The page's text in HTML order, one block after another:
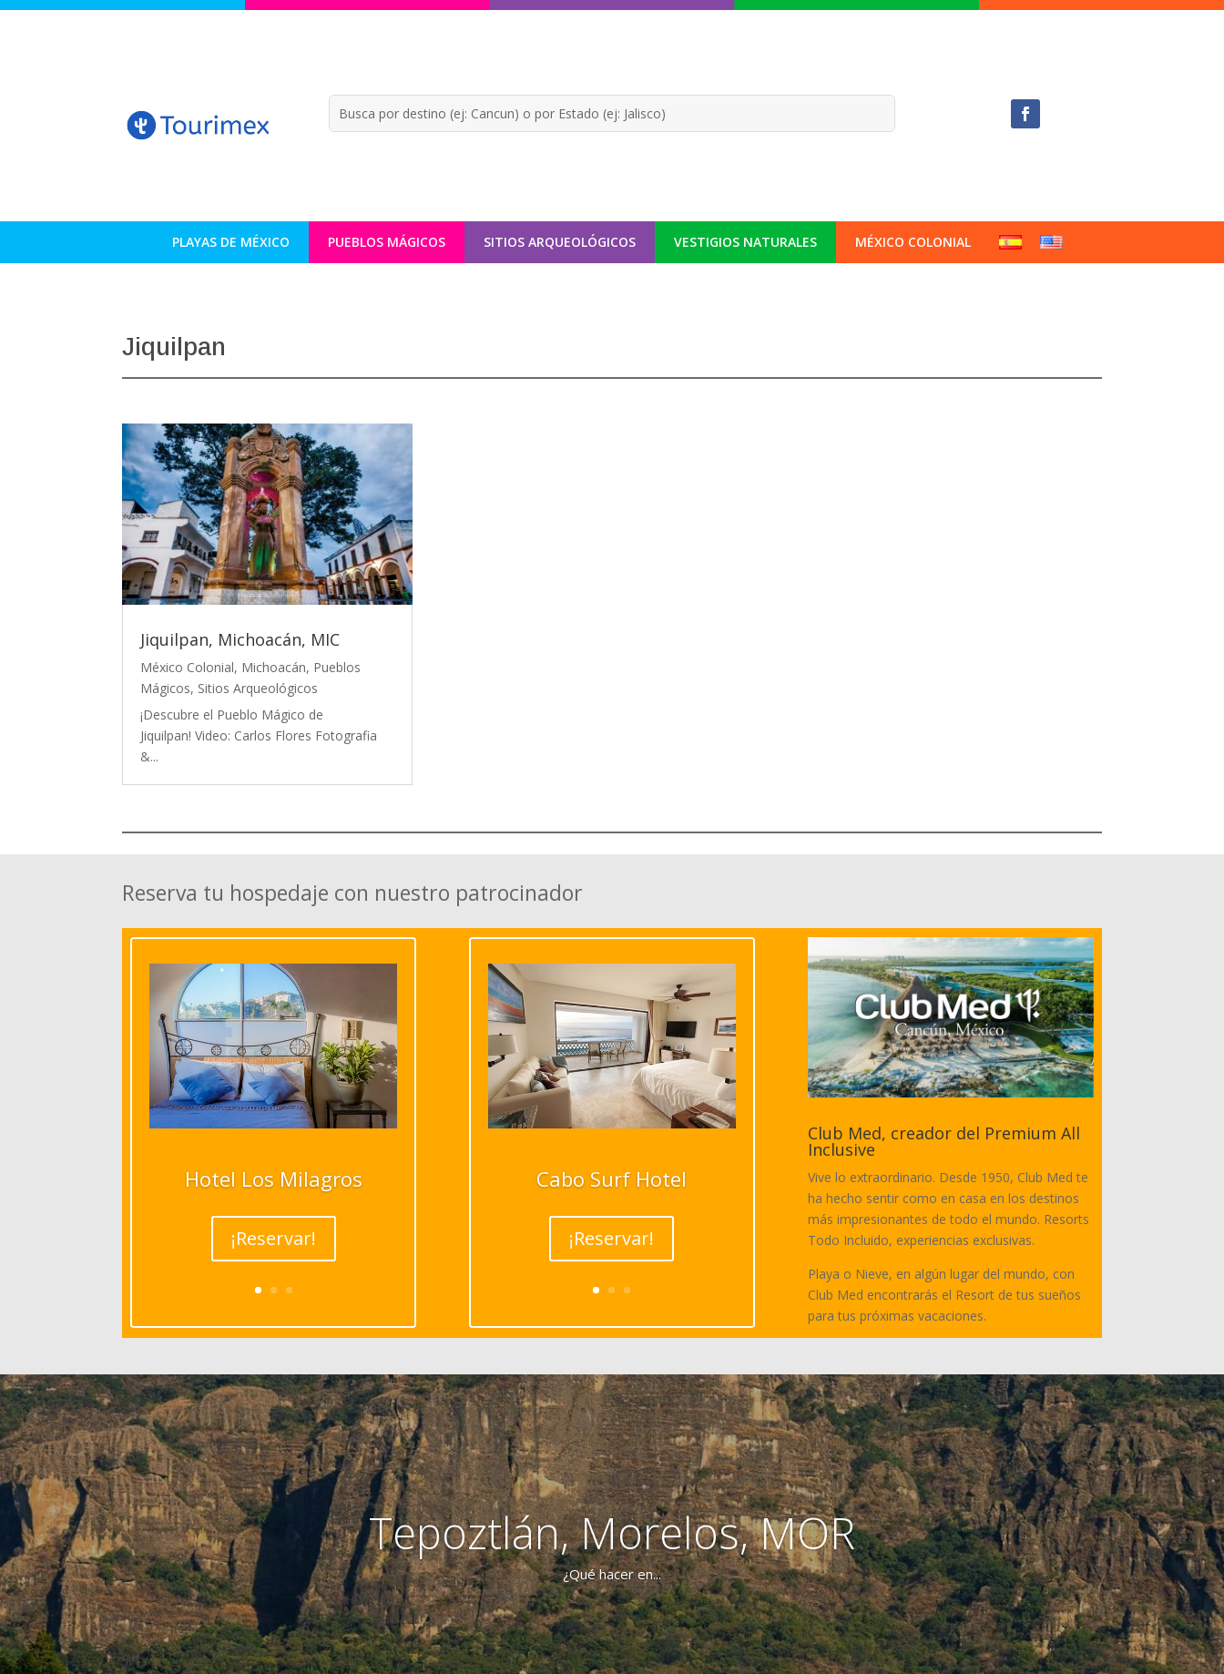
PLAYAS DE MÉXICO PUEBLOS MÁGICOS SITIOS ARQUEOLÓGICOS VESTIGIOS NATURALES MÉXICO COLONIAL
Jiquilpan
Jiquilpan, Michoacán, MIC
México Colonial, Michoacán, Pueblos
Mágicos, Sitios Arqueológicos
¡Descubre el Pueblo Mágico de
Jiquilpan! Video: Carlos Flores Fotografia
&...
Reserva tu hospedaje con nuestro patrocinador
Hotel Los Milagros
¡Reservar!
Cabo Surf Hotel
¡Reservar!
Club Med, creador del Premium All
Inclusive
Vive lo extraordinario. Desde 1950, Club Med te
ha hecho sentir como en casa en los destinos
más impresionantes de todo el mundo. Resorts
Todo Incluido, experiencias exclusivas.
Playa o Nieve, en algún lugar del mundo, con
Club Med encontrarás el Resort de tus sueños
para tus próximas vacaciones.
Tepoztlán, Morelos, MOR
¿Qué hacer en...